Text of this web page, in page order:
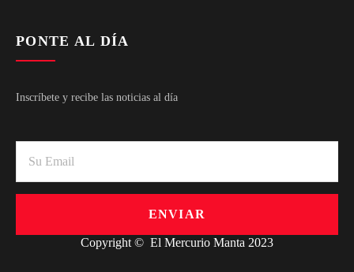
PONTE AL DÍA
Inscríbete y recibe las noticias al día
ENVIAR
Copyright © El Mercurio Manta 2023